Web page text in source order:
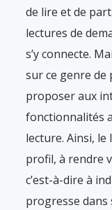
de lire et de
lectures de
s’y connecte.
sur ce genre de
proposer aux
fonctionnalités
lecture. Ainsi,
profil, à rendre
c’est-à-dire à
progresse dans